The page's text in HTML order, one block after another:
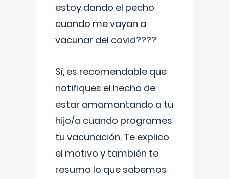
estoy dando el pecho
cuando me vayan a
vacunar del covid????
Sí, es recomendable que
notifiques el hecho de
estar amamantando a tu
hijo/a cuando programes
tu vacunación. Te explico
el motivo y también te
resumo lo que sabemos